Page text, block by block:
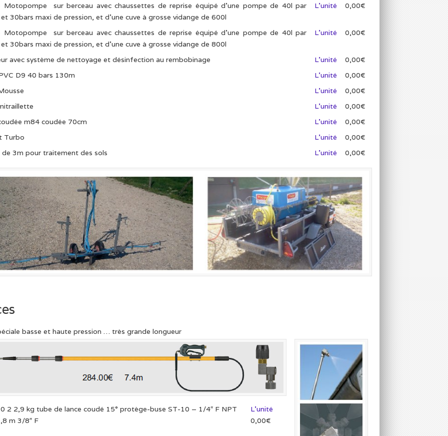
Motopompe sur berceau avec chaussettes de reprise équipé d’une pompe de 40l par
30bars maxi de pression, et d’une cuve à grosse vidange de 600l
L’unité 0,00€
Motopompe sur berceau avec chaussettes de reprise équipé d’une pompe de 40l par
30bars maxi de pression, et d’une cuve à grosse vidange de 800l
L’unité 0,00€
avec système de nettoyage et désinfection au rembobinage L’unité
0,00€
D9 40 bars 130m
L’unité
0,00€
L’unité
0,00€
L’unité
0,00€
m84 coudée 70cm
L’unité
0,00€
Turbo
L’unité
0,00€
de 3m pour traitement des sols
L’unité 0,00€
basse et haute pression … très grande longueur
2 2,9 kg tube de lance coudé 15° protège-buse ST-10 – 1/4″ F NPT
m 3/8″ F
L’unité
0,00€